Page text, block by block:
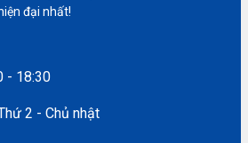
đại nhất!
- 18:30
2 - Chủ nhật